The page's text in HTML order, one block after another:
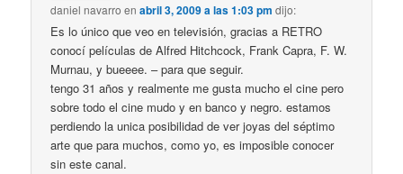
daniel navarro enabril 3, 2009 a las 1:03 pm dijo:
Es lo único que veo en televisión, gracias a RETRO
conocí películas de Alfred Hitchcock, Frank Capra, F. W.
Murnau, y bueeee. – para que seguir.
tengo 31 años y realmente me gusta mucho el cine pero
sobre todo el cine mudo y en banco y negro. estamos
perdiendo la unica posibilidad de ver joyas del séptimo
arte que para muchos, como yo, es imposible conocer
sin este canal.